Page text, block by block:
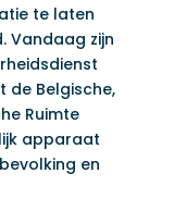
te laten
Vandaag zijn
de Belgische,
Ruimte
apparaat
en